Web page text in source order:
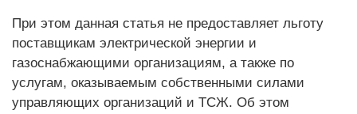
При этом данная статья не предоставляет льготу
поставщикам электрической энергии и
газоснабжающими организациям, а также по
услугам, оказываемым собственными силами
управляющих организаций и ТСЖ. Об этом